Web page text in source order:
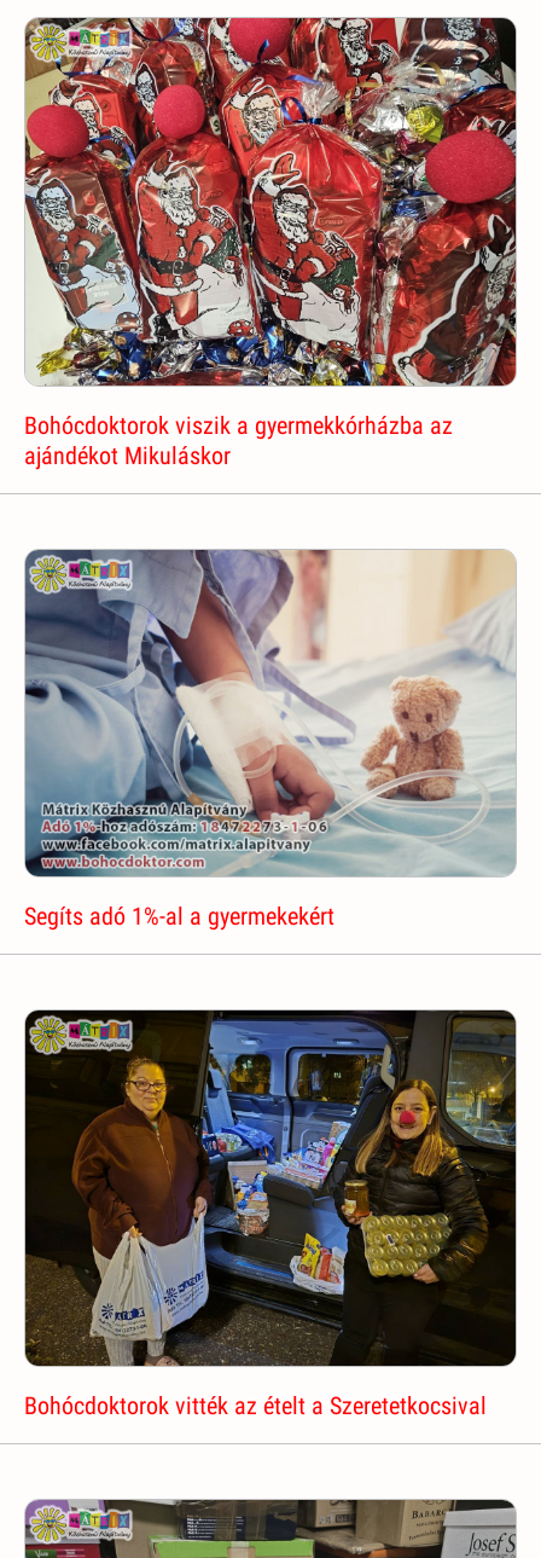
Bohócdoktorok viszik a gyermekkórházba az
ajándékot Mikuláskor
Segíts adó 1%-al a gyermekekért
Bohócdoktorok vitték az ételt a Szeretetkocsival